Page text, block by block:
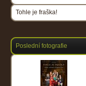
Tohle je fraška!
Poslední fotografie